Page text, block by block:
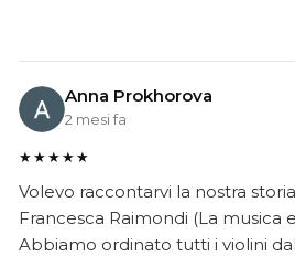
Anna Prokhorova
2 mesi fa
★★★★★
Volevo raccontarvi la nostra
Francesca Raimondi (La musica
Abbiamo ordinato tutti i violini